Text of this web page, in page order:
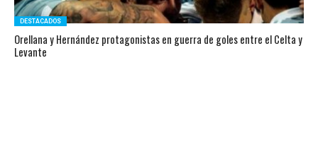
DESTACADOS
Orellana y Hernández protagonistas en guerra de goles entre el Celta y
Levante